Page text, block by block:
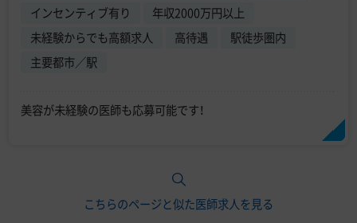
インセンティブ有り
年収2000万円以上
未経験からでも高額求人
高待遇
駅徒歩圏内
主要都市／駅
美容が未経験の医師も応募可能です！
こちらのページと似た医師求人を見る